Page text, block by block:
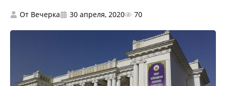
От Вечерка 30 апреля, 2020 70